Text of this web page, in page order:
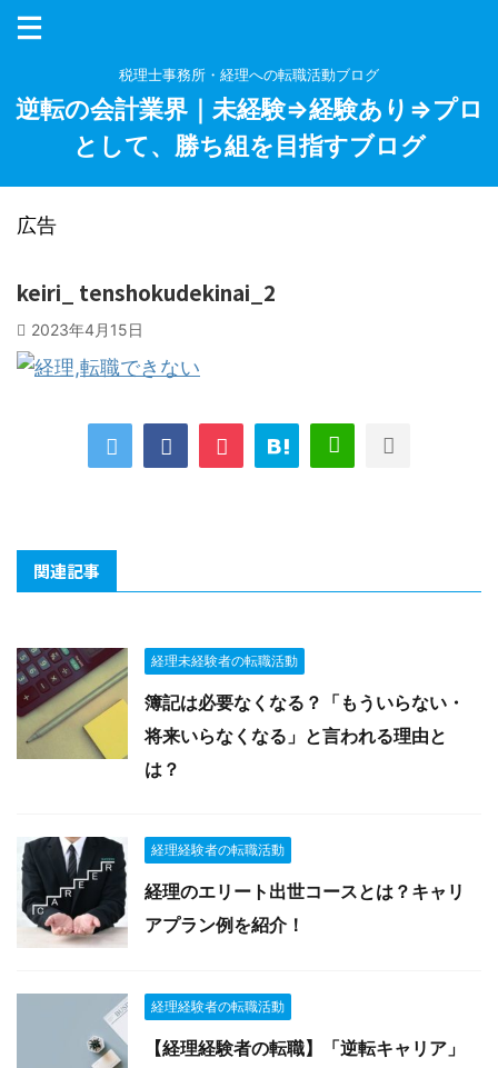
税理士事務所・経理への転職活動ブログ
逆転の会計業界｜未経験⇒経験あり⇒プロ
として、勝ち組を目指すブログ
広告
keiri_ tenshokudekinai_2
2023年4月15日
関連記事
経理未経験者の転職活動
簿記は必要なくなる？「もういらない・
将来いらなくなる」と言われる理由と
は？
経理経験者の転職活動
経理のエリート出世コースとは？キャリ
アプラン例を紹介！
経理経験者の転職活動
【経理経験者の転職】「逆転キャリア」